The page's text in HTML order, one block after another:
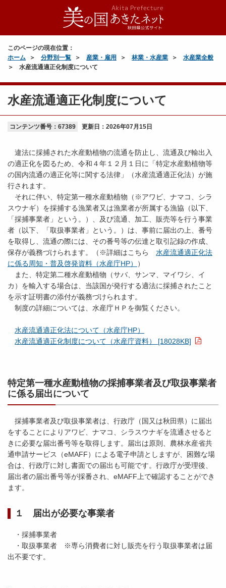
このページの現在位置：
ホーム
分野別一覧 産業・雇用 林業・水産業
水産業全般
水産流通適正化制度について
水産流通適正化制度について
コンテンツ番号：67389 更新日： 2026年07月15日
違法に採捕された水産動植物の流通を防止し、流通及び輸出入
の適正化を図るため、令和４年１２月１日に「特定水産動植物等
の国内流通の適正化等に関する法律」（水産流通適正化法）が施
行されます。
それに伴い、特定第一種水産動植物（※アワビ、ナマコ、シラ
スウナギ）を採捕する漁業者又は漁業者が所属する漁協（以下、
「採捕事業者」という。）、及び流通、加工、販売等を行う事業
者（以下、「取扱事業者」という。）は、事前に届出の上、番号
を取得し、流通の際には、その番号等の伝達と取引記録の作成、
保存が義務づけられます。（※詳細はこちら 水産流通適正化法
に係る周知・普及啓発資料（水産庁HP）
）
また、特定第二種水産動植物（サバ、サンマ、マイワシ、イ
カ）を輸入する場合は、当該国が発行する適法に採捕されたこと
を示す証明書の添付が義務づけられます。
制度の詳細については、水産庁ＨＰを御覧ください。
水産流通適正化法について（水産庁HP）
水産流通適正化制度について（水産庁資料） [18028KB]
特定第一種水産動植物の採捕事業者及び取扱事業者
に係る届出について
採捕事業者及び取扱事業者は、行政庁（国又は秋田県）に届出
をすることによりアワビ、ナマコ、シラスウナギを流通させると
きに必要な届出番号等を取得します。届出は原則、農林水産省共
通申請サービス（eMAFF）による電子申請としますが、困難な場
合は、行政庁に対し書面での届出も可能です。行政庁が受理後、
届出者の届出番号等が採番され、eMAFF上で確認することができ
ます。
１ 届出が必要な事業者
・採捕事業者
・取扱事業者 ※専ら消費者に対し販売を行う取扱事業者は届
出不要です。